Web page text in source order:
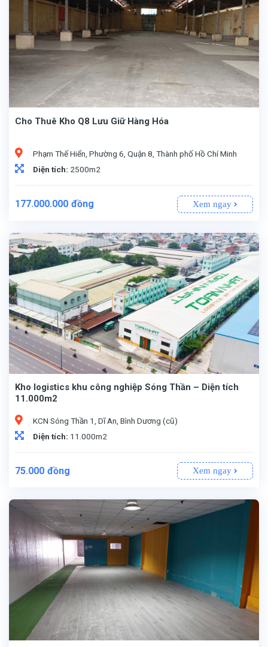
Cho Thuê Kho Q8 Lưu Giữ Hàng Hóa
Phạm Thế Hiển, Phường 6, Quận 8, Thành phố Hồ Chí Minh
Diện tích: 2500m2
177.000.000 đồng Xem ngay
Kho logistics khu công nghiệp Sóng Thần – Diện tích
11.000m2
KCN Sóng Thần 1, Dĩ An, Bình Dương (cũ)
Diện tích: 11.000m2
75.000 đồng Xem ngay